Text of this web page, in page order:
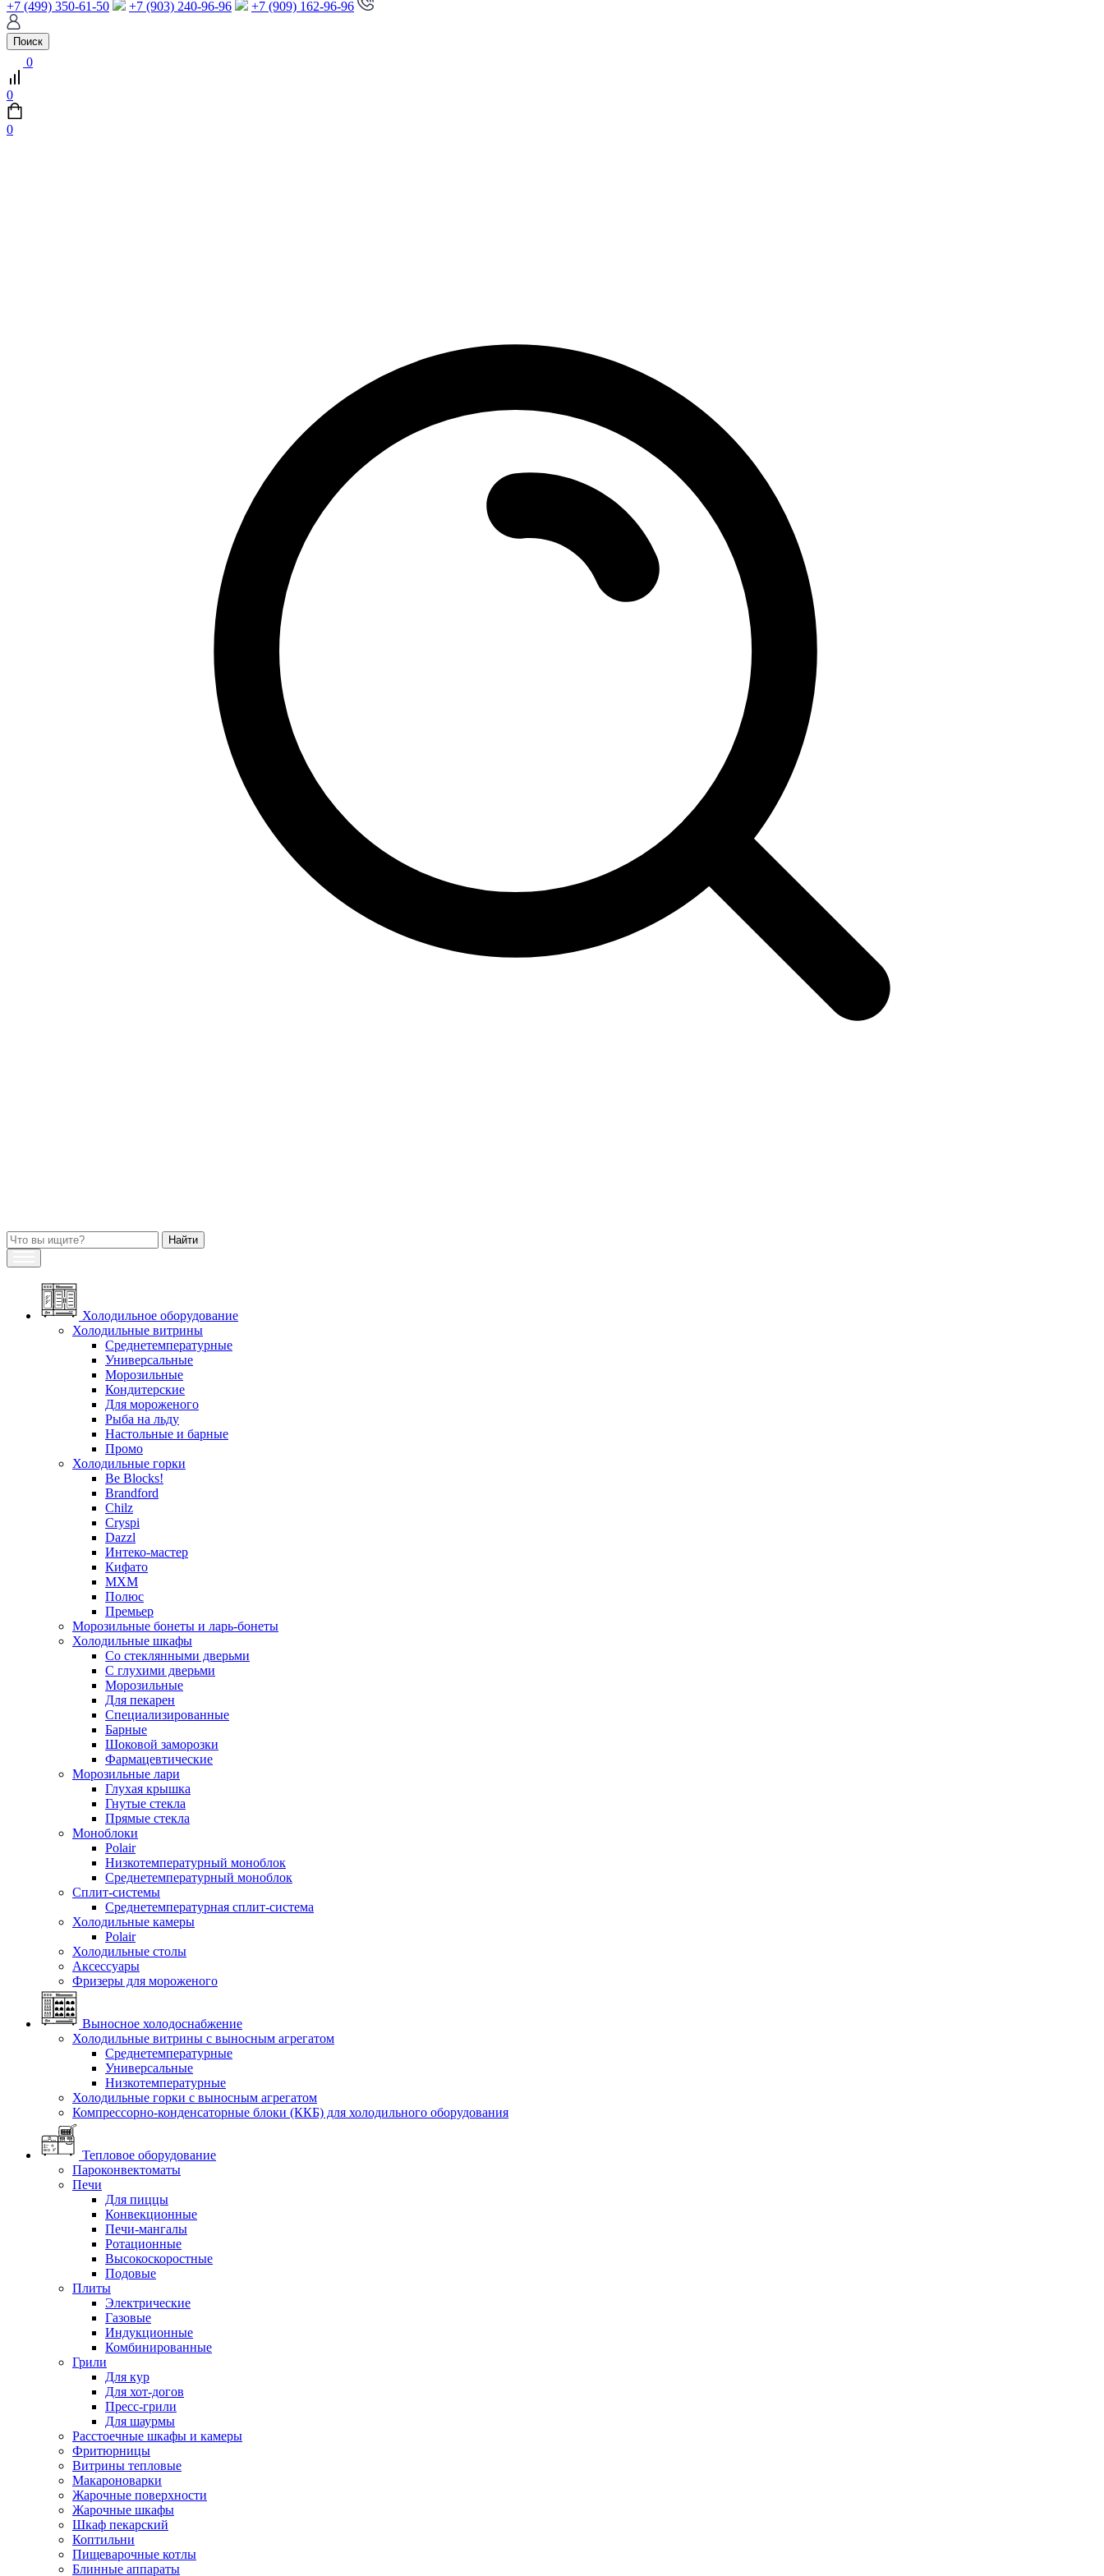
+7 (499) 350-61-50 +7 (903) 240-96-96 +7 (909) 162-96-96
Поиск
0
0
0
Холодильное оборудование
Холодильные витрины
Среднетемпературные
Универсальные
Морозильные
Кондитерские
Для мороженого
Рыба на льду
Настольные и барные
Промо
Холодильные горки
Be Blocks!
Brandford
Chilz
Cryspi
Dazzl
Интеко-мастер
Кифато
МХМ
Полюс
Премьер
Морозильные бонеты и ларь-бонеты
Холодильные шкафы
Со стеклянными дверьми
С глухими дверьми
Морозильные
Для пекарен
Специализированные
Барные
Шоковой заморозки
Фармацевтические
Морозильные лари
Глухая крышка
Гнутые стекла
Прямые стекла
Моноблоки
Polair
Низкотемпературный моноблок
Среднетемпературный моноблок
Сплит-системы
Среднетемпературная сплит-система
Холодильные камеры
Polair
Холодильные столы
Аксессуары
Фризеры для мороженого
Выносное холодоснабжение
Холодильные витрины с выносным агрегатом
Среднетемпературные
Универсальные
Низкотемпературные
Холодильные горки с выносным агрегатом
Компрессорно-конденсаторные блоки (ККБ) для холодильного оборудования
Тепловое оборудование
Пароконвектоматы
Печи
Для пиццы
Конвекционные
Печи-мангалы
Ротационные
Высокоскоростные
Подовые
Плиты
Электрические
Газовые
Индукционные
Комбинированные
Грили
Для кур
Для хот-догов
Пресс-грили
Для шаурмы
Расстоечные шкафы и камеры
Фритюрницы
Витрины тепловые
Макароноварки
Жарочные поверхности
Жарочные шкафы
Шкаф пекарский
Коптильни
Пищеварочные котлы
Блинные аппараты